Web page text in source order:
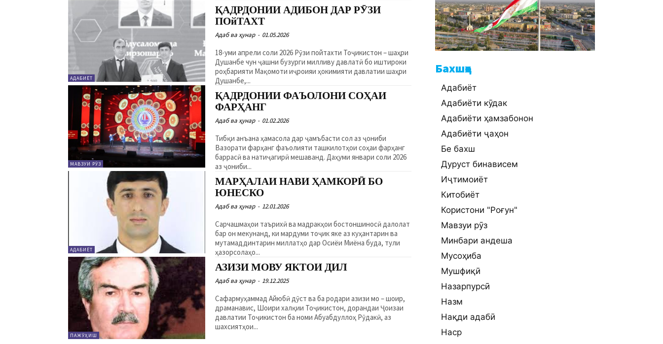
АДАБИЁТ
ҚАДРДОНИИ АДИБОН ДАР РӮЗИ
ПОйТАХТ
Адаб ва ҳунар - 01.05.2026
18-уми апрели соли 2026 Рӯзи пойтахти Тоҷикистон – шаҳри
Душанбе чун ҷашни бузурги милливу давлатӣ бо иштироки
роҳбарияти Мақомоти иҷроияи ҳокимияти давлатии шаҳри
Душанбе,...
МАВЗУИ РӮЗ
ҚАДРДОНИИ ФАЪОЛОНИ СОҲАИ
ФАРҲАНГ
Адаб ва ҳунар - 01.02.2026
Тибқи анъана ҳамасола дар ҷамъбасти сол аз ҷониби
Вазорати фарҳанг фаъолияти ташкилотҳои соҳаи фарҳанг
баррасӣ ва натиҷагирӣ мешаванд. Даҳуми январи соли 2026
аз ҷониби...
АДАБИЁТ
МАРҲАЛАИ НАВИ ҲАМКОРӢ БО
ЮНЕСКО
Адаб ва ҳунар - 12.01.2026
Сарчашмаҳои таърихӣ ва мадракҳои бостоншиносӣ далолат
бар он мекунанд, ки мардуми тоҷик яке аз куҳантарин ва
мутамаддинтарин миллатҳо дар Осиёи Миёна буда, тули
ҳазорсолаҳо...
ПАЖӮҲИШ
АЗИЗИ МОВУ ЯКТОИ ДИЛ
Адаб ва ҳунар - 19.12.2025
Сафармуҳаммад Айюбӣ дӯст ва ба родари азизи мо – шоир,
драманавис, Шоири халқии Тоҷикистон, дорандаи Ҷоизаи
давлатии Тоҷикистон ба номи Абуабдуллоҳ Рӯдакӣ, аз
шахсиятҳои...
Бахшҳо
Адабиёт
Адабиёти кӯдак
Адабиёти ҳамзабонон
Адабиёти ҷаҳон
Бе бахш
Дуруст бинависем
Иҷтимоиёт
Китобиёт
Користони "Роғун"
Мавзуи рӯз
Минбари андеша
Мусоҳиба
Мушфиқӣ
Назарпурсӣ
Назм
Нақди адабӣ
Наср